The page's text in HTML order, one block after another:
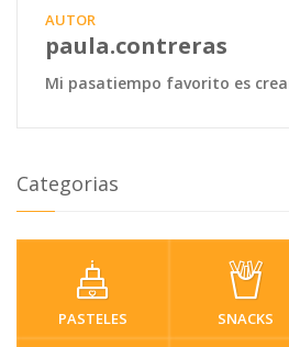
AUTOR
paula.contreras
Mi pasatiempo favorito es
Categorias
PASTELES SNACKS